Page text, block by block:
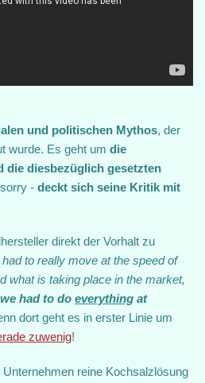
und politischen Mythos, der
wurde. Es geht um die
die diesbezüglich gesetzten
- deckt sich seine Kritik mit
direkt der Vorhalt zu
had to really move at the speed of
what is taking place in the market,
we had to do everything at
dort geht es in erster Linie um
zuwenig!
reine Kochsalzlösung